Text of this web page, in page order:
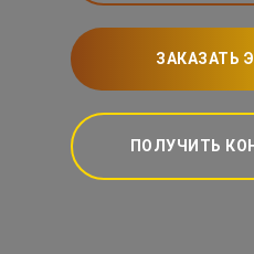
ЗАКАЗАТЬ
ПОЛУЧИТЬ